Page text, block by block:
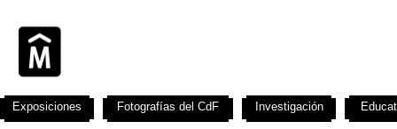
Exposiciones Fotografías del CdF Investigación